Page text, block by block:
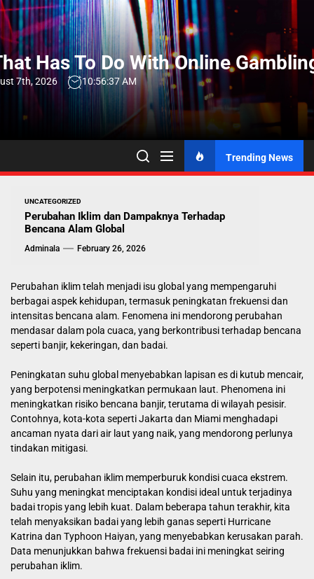
Skip
to
the
contentHas To Do With Online
7th, 2026 10:56:38 AM
Trending News
UNCATEGORIZED
Perubahan Iklim dan Dampaknya Terhadap
Bencana Alam Global
Adminala February 26, 2026
Perubahan iklim telah menjadi isu global yang mempengaruhi
berbagai aspek kehidupan, termasuk peningkatan frekuensi dan
intensitas bencana alam. Fenomena ini mendorong perubahan
mendasar dalam pola cuaca, yang berkontribusi terhadap bencana
seperti banjir, kekeringan, dan badai.
Peningkatan suhu global menyebabkan lapisan es di kutub mencair,
yang berpotensi meningkatkan permukaan laut. Phenomena ini
meningkatkan risiko bencana banjir, terutama di wilayah pesisir.
Contohnya, kota-kota seperti Jakarta dan Miami menghadapi
ancaman nyata dari air laut yang naik, yang mendorong perlunya
tindakan mitigasi.
Selain itu, perubahan iklim memperburuk kondisi cuaca ekstrem.
Suhu yang meningkat menciptakan kondisi ideal untuk terjadinya
badai tropis yang lebih kuat. Dalam beberapa tahun terakhir, kita
telah menyaksikan badai yang lebih ganas seperti Hurricane
Katrina dan Typhoon Haiyan, yang menyebabkan kerusakan parah.
Data menunjukkan bahwa frekuensi badai ini meningkat seiring
perubahan iklim.